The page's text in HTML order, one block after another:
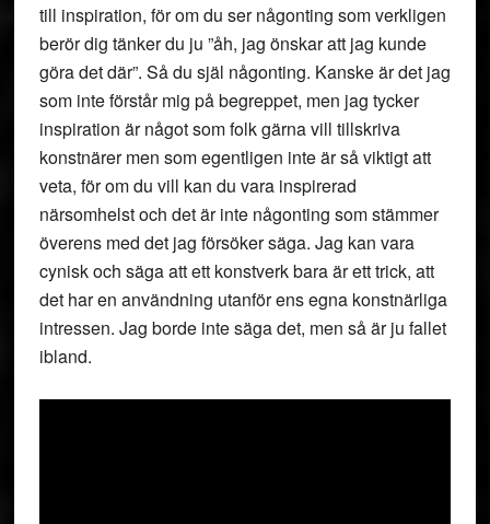
till inspiration, för om du ser någonting som verkligen
berör dig tänker du ju ”åh, jag önskar att jag kunde
göra det där”. Så du själ någonting. Kanske är det jag
som inte förstår mig på begreppet, men jag tycker
inspiration är något som folk gärna vill tillskriva
konstnärer men som egentligen inte är så viktigt att
veta, för om du vill kan du vara inspirerad
närsomhelst och det är inte någonting som stämmer
överens med det jag försöker säga. Jag kan vara
cynisk och säga att ett konstverk bara är ett trick, att
det har en användning utanför ens egna konstnärliga
intressen. Jag borde inte säga det, men så är ju fallet
ibland.